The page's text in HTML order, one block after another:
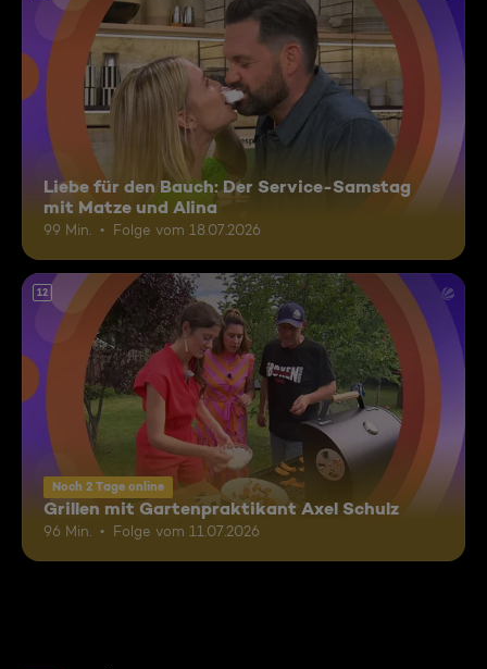
Liebe für den Bauch: Der Service-Samstag
mit Matze und Alina
99 Min. Folge vom 18.07.2026
12
Noch 2 Tage online
Grillen mit Gartenpraktikant Axel Schulz
96 Min. Folge vom 11.07.2026